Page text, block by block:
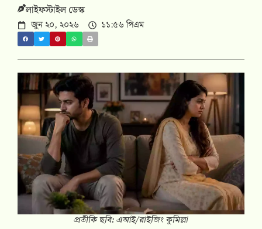
লাইফস্টাইল ডেস্ক
জুন ২০, ২০২৬ ১১:৫৬ পিএম
প্রতীকি ছবি: এআই/রাইজিং কুমিল্লা